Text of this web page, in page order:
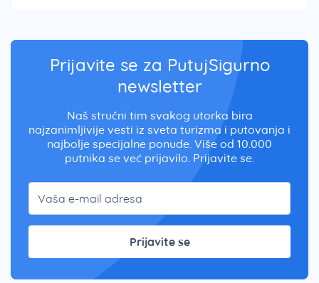
Prijavite se za PutujSigurno
newsletter
Naš stručni tim svakog utorka bira
najzanimljivije vesti iz sveta turizma i putovanja i
najbolje specijalne ponude. Više od 10.000
putnika se već prijavilo. Prijavite se.
Prijavite se